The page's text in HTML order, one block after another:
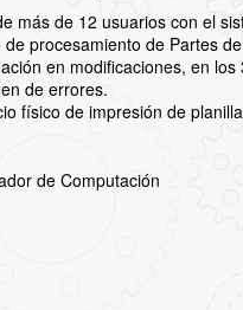
más de 12 usuarios con el
procesamiento de Partes
en modificaciones, en
de errores.
físico de impresión de
de Computación